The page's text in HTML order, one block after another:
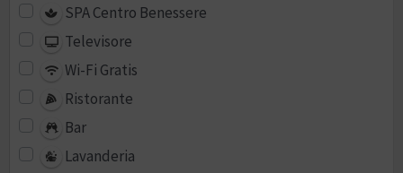
SPA Centro Benessere
Televisore
Wi-Fi Gratis
Ristorante
Bar
Lavanderia